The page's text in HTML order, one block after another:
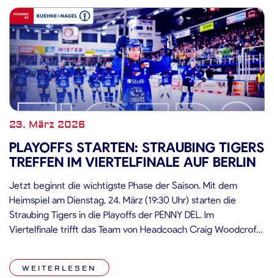
23. März 2026
PLAYOFFS STARTEN: STRAUBING TIGERS
TREFFEN IM VIERTELFINALE AUF BERLIN
Jetzt beginnt die wichtigste Phase der Saison. Mit dem
Heimspiel am Dienstag, 24. März (19:30 Uhr) starten die
Straubing Tigers in die Playoffs der PENNY DEL. Im
Viertelfinale trifft das Team von Headcoach Craig Woodcroft
einen Gegner, der weiß, wie man Serien gewinnt. Die
Niederbayern […]
WEITERLESEN